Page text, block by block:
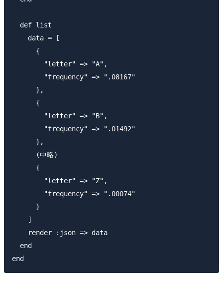
  def list
    data = [
      {
        "letter" => "A",
        "frequency" => ".08167"
      },
      {
        "letter" => "B",
        "frequency" => ".01492"
      },
      (中略)
      {
        "letter" => "Z",
        "frequency" => ".00074"
      }
    ]
    render :json => data
  end